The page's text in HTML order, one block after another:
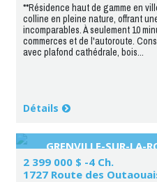
**Résidence haut de gamme en
colline en pleine nature, offrant
incomparables. À seulement 10
commerces et de l'autoroute.
avec plafond cathédrale, bois...
Détails
GRENVILLE-SUR-LA-
2 399 000 $ -4 Ch.
1727 Route des